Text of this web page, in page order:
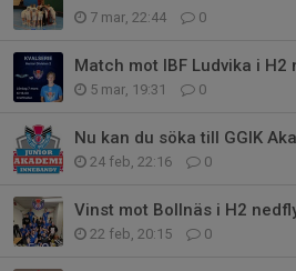
7 mar, 22:44 0
Match mot IBF Ludvika i
5 mar, 19:31 0
24 feb, 22:16 0
Vinst mot Bollnäs i H2
22 feb, 20:15 0